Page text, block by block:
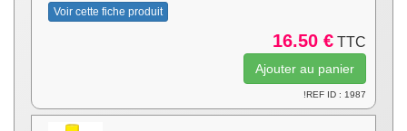
Voir cette fiche produit
16.50 € TTC
!REF ID : 1987